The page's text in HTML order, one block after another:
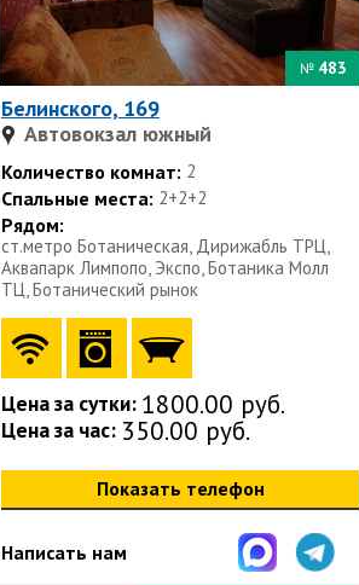
№ 483
Белинского, 169
Автовокзал южный
Количество комнат: 2
Спальные места: 2+2+2
Рядом:
ст.метро Ботаническая, Дирижабль ТРЦ,
Аквапарк Лимпопо, Экспо, Ботаника Молл
ТЦ, Ботанический рынок
Цена за сутки: 1800.00 руб.
Цена за час: 350.00 руб.
Показать телефон
Написать нам